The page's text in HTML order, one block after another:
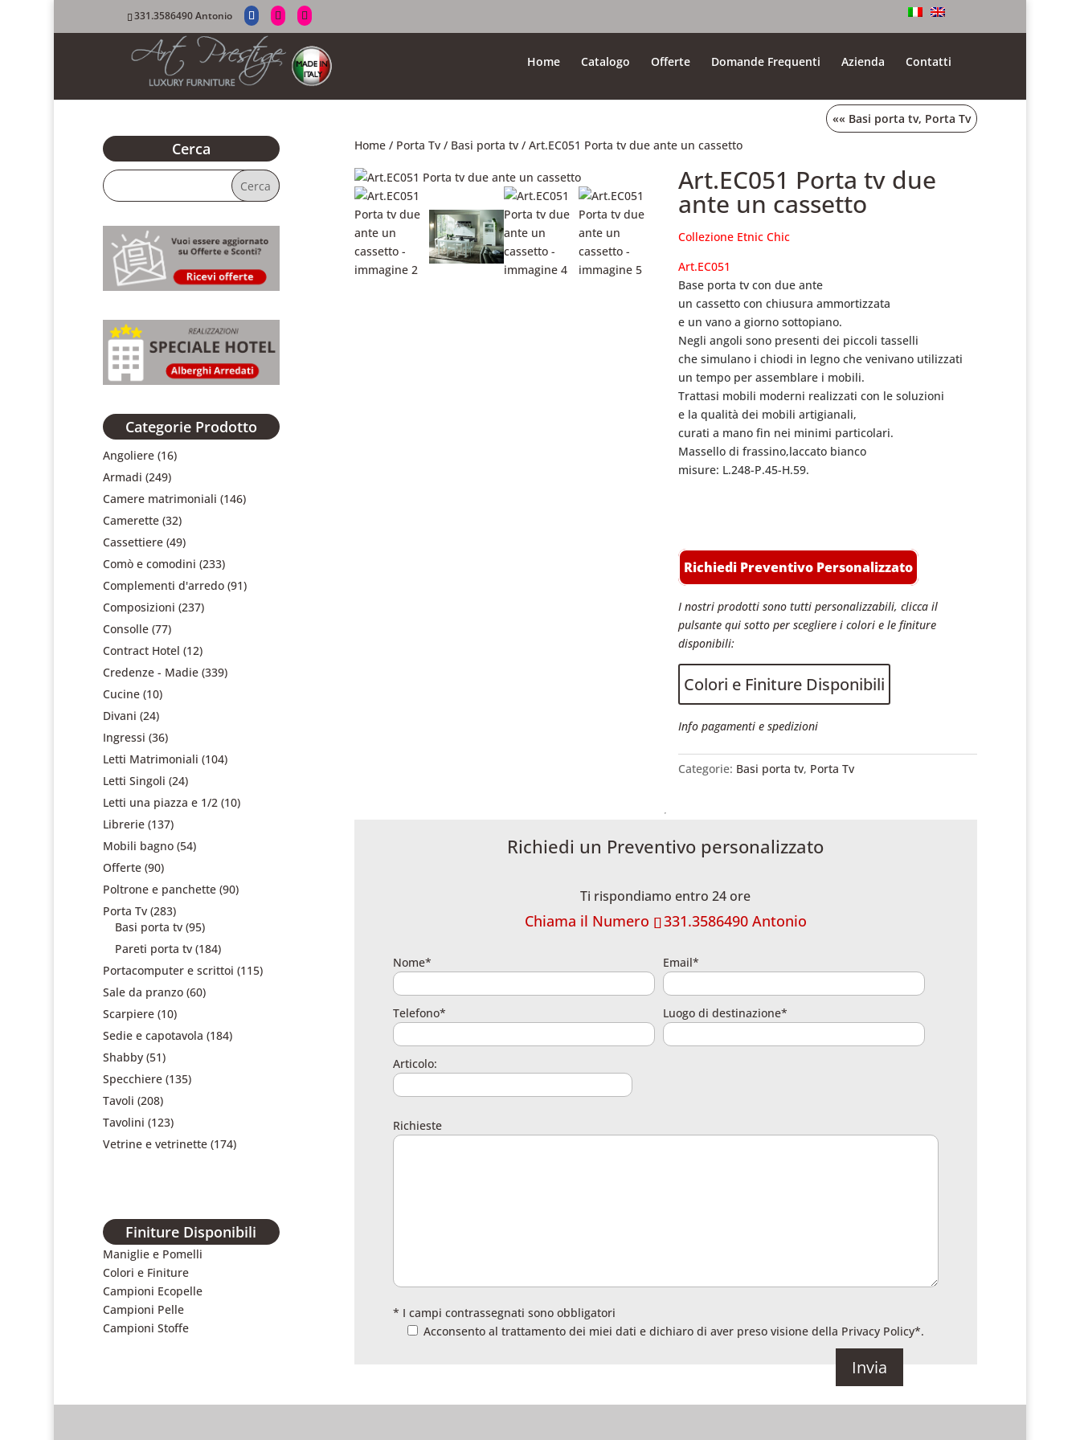
331.3586490 Antonio
Home Catalogo Offerte Domande Frequenti Azienda Contatti
Home/ Porta Tv/ Basi porta tv/ Art.EC051 Porta tv due ante un cassetto
«« Basi porta tv, Porta Tv
Art.EC051 Porta tv due
ante un cassetto
Collezione Etnic Chic
Art.EC051
Base porta tv con due ante
un cassetto con chiusura ammortizzata
e un vano a giorno sottopiano.
Negli angoli sono presenti dei piccoli tasselli
che simulano i chiodi in legno che venivano utilizzati
un tempo per assemblare i mobili.
Trattasi mobili moderni realizzati con le soluzioni
e la qualità dei mobili artigianali,
curati a mano fin nei minimi particolari.
Massello di frassino,laccato bianco
misure: L.248-P.45-H.59.
Richiedi Preventivo Personalizzato
I nostri prodotti sono tutti personalizzabili, clicca il
pulsante qui sotto per scegliere i colori e le finiture
disponibili:
Colori e Finiture Disponibili
Info pagamenti e spedizioni
Categorie: Basi porta tv, Porta Tv
Richiedi un Preventivo personalizzato
Ti rispondiamo entro 24 ore
Chiama il Numero 331.3586490 Antonio
Nome* Email*
Telefono* Luogo di destinazione*
Articolo:
Richieste
* I campi contrassegnati sono obbligatori
Acconsento al trattamento dei miei dati e dichiaro di aver preso visione della Privacy Policy*.
Cerca
Categorie Prodotto
Angoliere (16)
Armadi (249)
Camere matrimoniali (146)
Camerette (32)
Cassettiere (49)
Comò e comodini (233)
Complementi d'arredo (91)
Composizioni (237)
Consolle (77)
Contract Hotel (12)
Credenze - Madie (339)
Cucine (10)
Divani (24)
Ingressi (36)
Letti Matrimoniali (104)
Letti Singoli (24)
Letti una piazza e 1/2 (10)
Librerie (137)
Mobili bagno (54)
Offerte (90)
Poltrone e panchette (90)
Porta Tv (283)
Basi porta tv (95)
Pareti porta tv (184)
Portacomputer e scrittoi (115)
Sale da pranzo (60)
Scarpiere (10)
Sedie e capotavola (184)
Shabby (51)
Specchiere (135)
Tavoli (208)
Tavolini (123)
Vetrine e vetrinette (174)
Finiture Disponibili
Maniglie e Pomelli
Colori e Finiture
Campioni Ecopelle
Campioni Pelle
Campioni Stoffe